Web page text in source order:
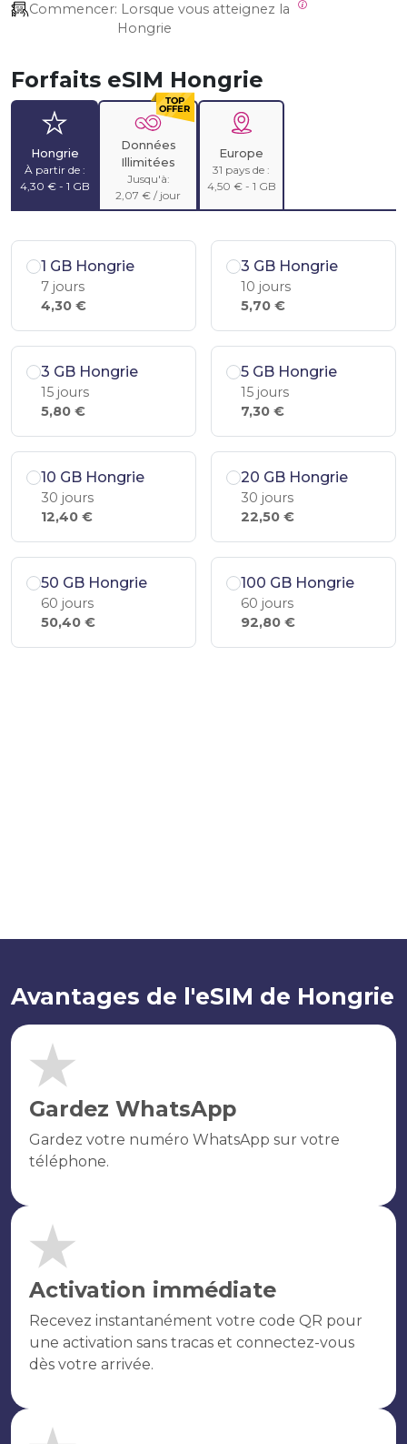
Commencer:
Hongrie
Forfaits eSIM Hongrie
Hongrie
À partir de :
4,30 € - 1 GB
Données
Illimitées
Jusqu'à:
2,07 € / jour
Europe
31 pays de :
4,50 € - 1 GB
1 GB Hongrie
7 jours
4,30 €
3 GB Hongrie
10 jours
5,70 €
3 GB Hongrie
15 jours
5,80 €
5 GB Hongrie
15 jours
7,30 €
10 GB Hongrie
30 jours
12,40 €
20 GB Hongrie
30 jours
22,50 €
50 GB Hongrie
60 jours
50,40 €
100 GB Hongrie
60 jours
92,80 €
Avantages de l'eSIM de Hongrie
Gardez WhatsApp
Gardez votre numéro WhatsApp sur votre
téléphone.
Activation immédiate
Recevez instantanément votre code QR pour
une activation sans tracas et connectez-vous
dès votre arrivée.